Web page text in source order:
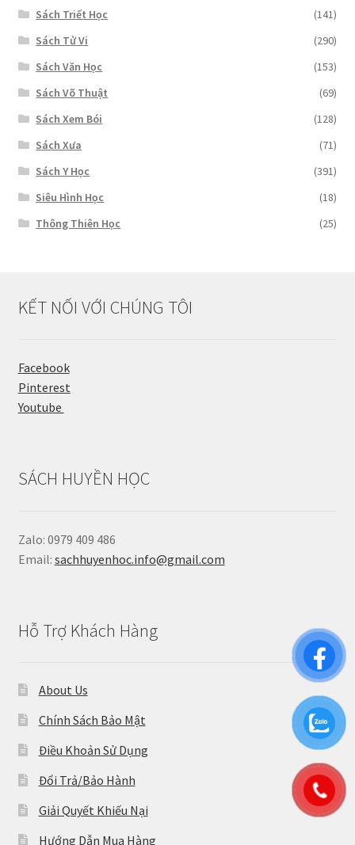
Sách Triết Học
(141)
Sách Tử Vi
(290)
Sách Văn Học
(153)
Sách Võ Thuật
(69)
Sách Xem Bói
(128)
Sách Xưa
(71)
Sách Y Học
(391)
Siêu Hình Học
(18)
Thông Thiên Học
(25)
KẾT NỐI VỚI CHÚNG TÔI
Facebook
Pinterest
Youtube
SÁCH HUYỀN HỌC
Zalo: 0979 409 486
Email: sachhuyenhoc.info@gmail.com
Hỗ Trợ Khách Hàng
About Us
Chính Sách Bảo Mật
Điều Khoản Sử Dụng
Đổi Trả/Bảo Hành
Giải Quyết Khiếu Nại
Hướng Dẫn Mua Hàng